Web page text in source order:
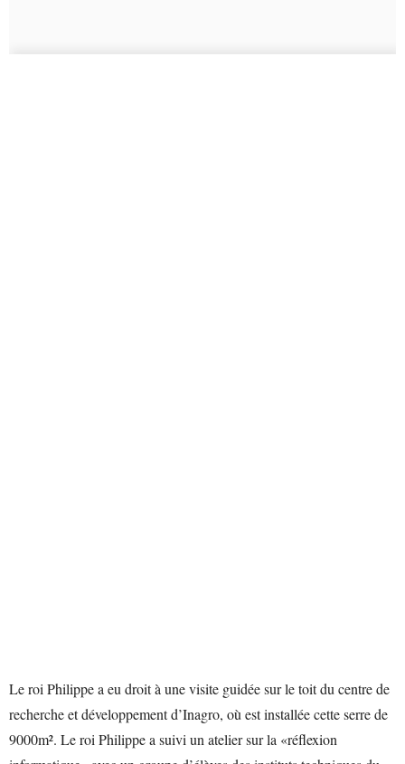
Le roi Philippe a eu droit à une visite guidée sur le toit du centre de
recherche et développement d’Inagro, où est installée cette serre de
9000m². Le roi Philippe a suivi un atelier sur la «réflexion